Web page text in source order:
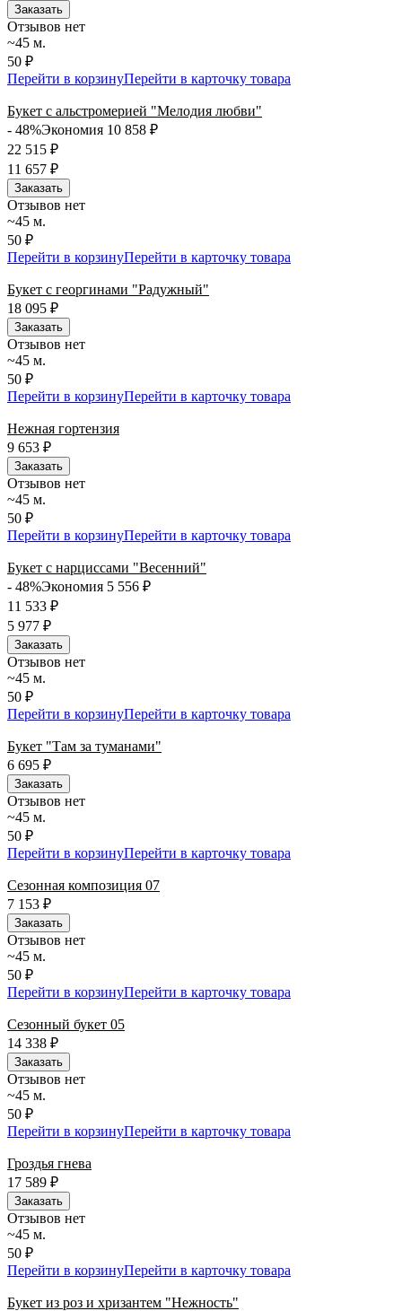
Заказать
Отзывов нет
~45 м.
50 ₽
Перейти в корзинуПерейти в карточку товара
Букет с альстромерией "Мелодия любви"
- 48%Экономия 10 858 ₽
22 515 ₽
11 657 ₽
Заказать
Отзывов нет
~45 м.
50 ₽
Перейти в корзинуПерейти в карточку товара
Букет с георгинами "Радужный"
18 095 ₽
Заказать
Отзывов нет
~45 м.
50 ₽
Перейти в корзинуПерейти в карточку товара
Нежная гортензия
9 653 ₽
Заказать
Отзывов нет
~45 м.
50 ₽
Перейти в корзинуПерейти в карточку товара
Букет с нарциссами "Весенний"
- 48%Экономия 5 556 ₽
11 533 ₽
5 977 ₽
Заказать
Отзывов нет
~45 м.
50 ₽
Перейти в корзинуПерейти в карточку товара
Букет "Там за туманами"
6 695 ₽
Заказать
Отзывов нет
~45 м.
50 ₽
Перейти в корзинуПерейти в карточку товара
Сезонная композиция 07
7 153 ₽
Заказать
Отзывов нет
~45 м.
50 ₽
Перейти в корзинуПерейти в карточку товара
Сезонный букет 05
14 338 ₽
Заказать
Отзывов нет
~45 м.
50 ₽
Перейти в корзинуПерейти в карточку товара
Гроздья гнева
17 589 ₽
Заказать
Отзывов нет
~45 м.
50 ₽
Перейти в корзинуПерейти в карточку товара
Букет из роз и хризантем "Нежность"